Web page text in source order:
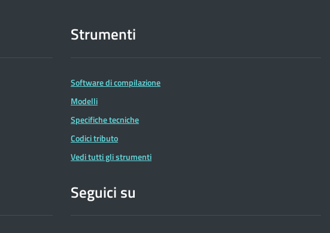
Strumenti
Software di compilazione
Modelli
Specifiche tecniche
Codici tributo
Vedi tutti gli strumenti
Seguici su